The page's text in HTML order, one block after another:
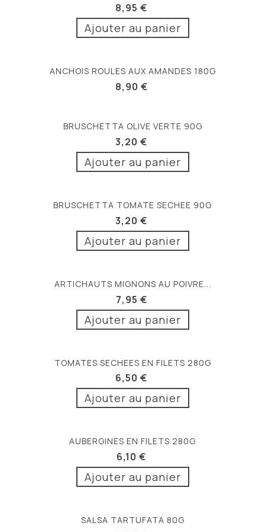
8,95 €
Ajouter au panier
ANCHOIS ROULES AUX AMANDES 180G
8,90 €
BRUSCHETTA OLIVE VERTE 90G
3,20 €
Ajouter au panier
BRUSCHETTA TOMATE SECHEE 90G
3,20 €
Ajouter au panier
ARTICHAUTS MIGNONS AU POIVRE...
7,95 €
Ajouter au panier
TOMATES SECHEES EN FILETS 280G
6,50 €
Ajouter au panier
AUBERGINES EN FILETS 280G
6,10 €
Ajouter au panier
SALSA TARTUFATA 80G